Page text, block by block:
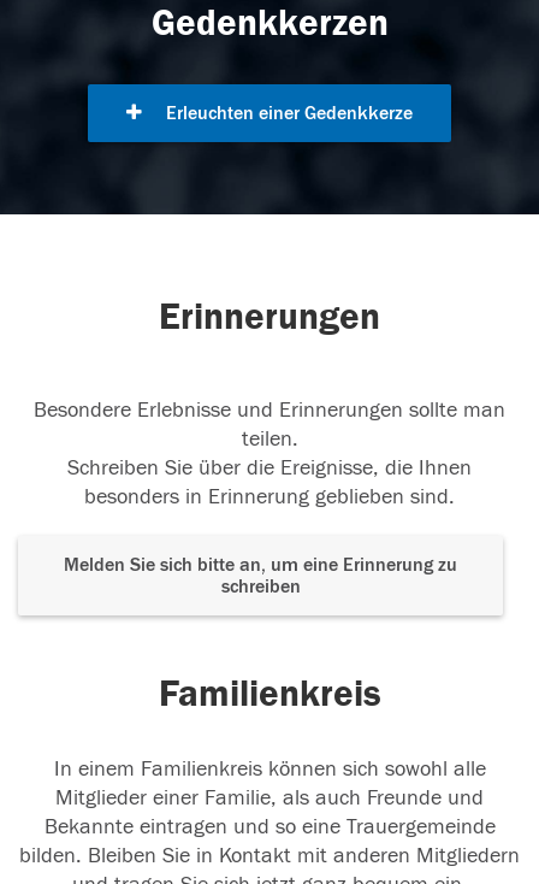
Gedenkkerzen
Erleuchten einer Gedenkkerze
Erinnerungen
Besondere Erlebnisse und Erinnerungen sollte man
teilen.
Schreiben Sie über die Ereignisse, die Ihnen
besonders in Erinnerung geblieben sind.
Melden Sie sich bitte an, um eine Erinnerung zu
schreiben
Familienkreis
In einem Familienkreis können sich sowohl alle
Mitglieder einer Familie, als auch Freunde und
Bekannte eintragen und so eine Trauergemeinde
bilden. Bleiben Sie in Kontakt mit anderen Mitgliedern